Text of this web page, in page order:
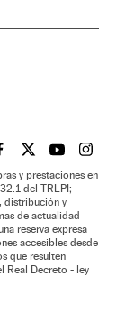
PAÍS BRASIL EN
EL PAÍSEL PAÍS
EL
y prestaciones en
del TRLPI;
distribución y
de actualidad
reserva expresa
accesibles desde
que resulten
Real Decreto - ley